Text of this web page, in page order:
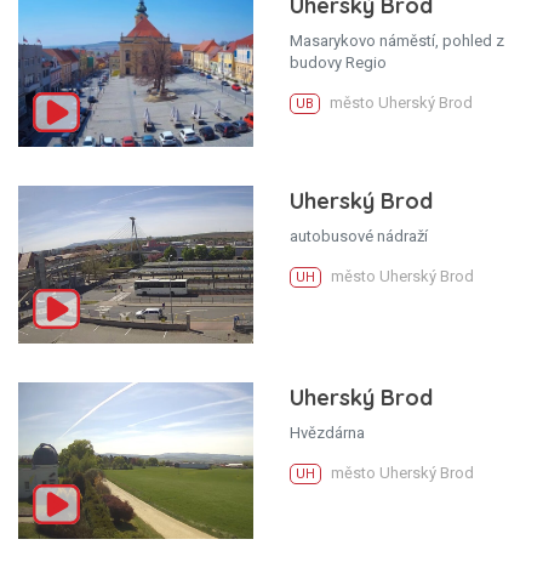
Uherský Brod
Masarykovo náměstí, pohled z
budovy Regio
UB město Uherský Brod
Uherský Brod
autobusové nádraží
UH město Uherský Brod
Uherský Brod
Hvězdárna
UH město Uherský Brod